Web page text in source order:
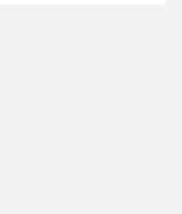
vagy a tagként